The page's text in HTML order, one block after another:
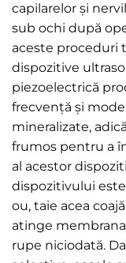
capilarelor și
sub ochi după
aceste proceduri
dispozitive
piezoelectrică
frecvență și
mineralizate,
frumos pentru a
al acestor
dispozitivului
ou, taie acea
atinge
rupe niciodată.